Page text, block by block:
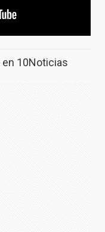
en 10Noticias